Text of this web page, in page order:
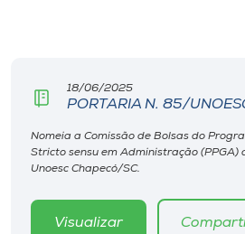
Editora
Rádio
18/06/2025
PORTARIA N. 85/
Nomeia a Comissão de Bolsas do
Stricto sensu em Administração (PPGA)
Unoesc Chapecó/SC.
Visualizar